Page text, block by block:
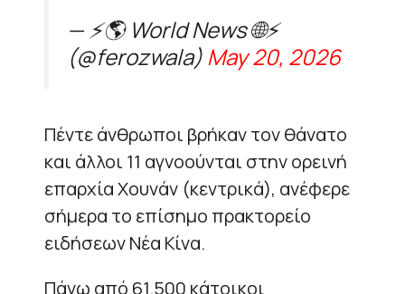
— ⚡️🌎 World News 🌐⚡️
(@ferozwala)May 20, 2026
Πέντε άνθρωποι βρήκαν τον θάνατο
και άλλοι 11 αγνοούνται στην ορεινή
επαρχία Χουνάν (κεντρικά), ανέφερε
σήμερα το επίσημο πρακτορείο
ειδήσεων Νέα Κίνα.
Πάνω από 61.500 κάτοικοι